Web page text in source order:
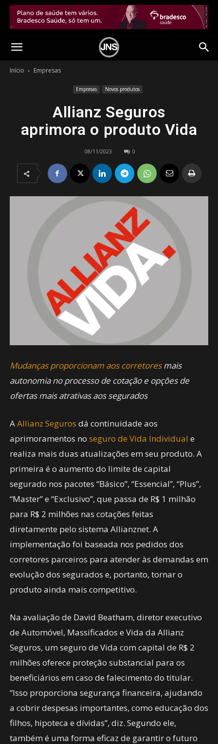
Início Empresas
Empresas Novos produtos
Allianz Seguros
aprimora o produto Vida
08/11/2023 0
Mudanças proporcionam aos corretoresmais
autonomia no processo de cotação e opções de
ofertas mais atrativas aos segurados
AAllianz Seguros dá continuidade aos
aprimoramentos no seguro de Vida Individual e
realiza mais duas atualizações em seu produto. A
primeira é o aumento do limite de capital
segurado nos pacotes “Básico”, “Essencial”, “Plus”,
“Master” e “Exclusivo”, que passa de R$ 1 milhão
para R$ 2 milhões nas cotações feitas
diretamente pelo sistema Allianznet. A
implementação foi baseada nos pedidos dos
corretores parceiros para atender às demandas em
evolução dos segurados e, portanto, tornar o
produto ainda mais competitivo.
Na avaliação de David Beatham, diretor executivo
de Automóvel, Massificados e Vida da Allianz
Seguros, um seguro de Vida com capital de R$ 2
milhões oferece proteção substancial para os
beneficiários em caso de falecimento do titular.
“Isso proporciona segurança financeira, ajudando
a cobrir despesas importantes, como educação dos
filhos, hipoteca e dívidas”, diz. Segundo ele,
também é uma forma eficaz de garantir o futuro